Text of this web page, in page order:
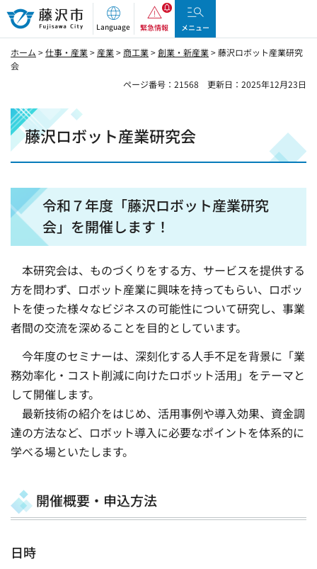
藤沢市
Language 緊急情報 メニュー
ホーム >仕事・産業> 産業>商工業>創業・新産業> 藤沢ロボット産業研究
会
ページ番号：21568
更新日：2025年12月23日
藤沢ロボット産業研究会
令和７年度「藤沢ロボット産業研究
会」を開催します！
本研究会は、ものづくりをする方、サービスを提供する
方を問わず、ロボット産業に興味を持ってもらい、ロボッ
トを使った様々なビジネスの可能性について研究し、事業
者間の交流を深めることを目的としています。
今年度のセミナーは、深刻化する人手不足を背景に「業
務効率化・コスト削減に向けたロボット活用」をテーマと
して開催します。
最新技術の紹介をはじめ、活用事例や導入効果、資金調
達の方法など、ロボット導入に必要なポイントを体系的に
学べる場といたします。
開催概要・申込方法
日時